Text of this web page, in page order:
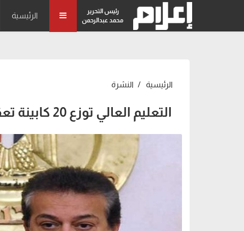
رئيس التحرير
محمد عبدالرحمن
الرئيسية
الرئيسية النشرة
التعليم العالي توزع 20 كابينة تعقيم على المستشفيات الجامعية